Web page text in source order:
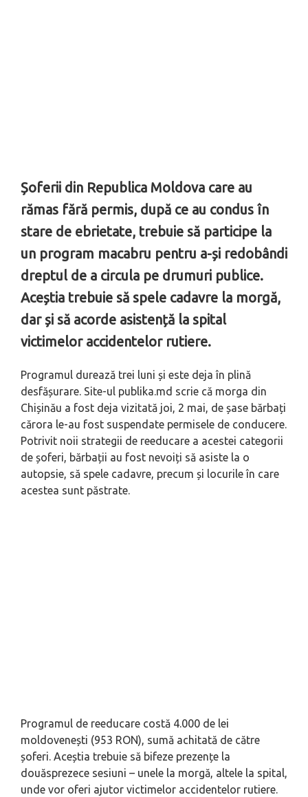
Șoferii din Republica Moldova care au
rămas fără permis, după ce au condus în
stare de ebrietate, trebuie să participe la
un program macabru pentru a-și redobândi
dreptul de a circula pe drumuri publice.
Aceștia trebuie să spele cadavre la morgă,
dar și să acorde asistență la spital
victimelor accidentelor rutiere.
Programul durează trei luni și este deja în plină
desfășurare. Site-ul publika.md scrie că morga din
Chișinău a fost deja vizitată joi, 2 mai, de șase bărbați
cărora le-au fost suspendate permisele de conducere.
Potrivit noii strategii de reeducare a acestei categorii
de șoferi, bărbații au fost nevoiți să asiste la o
autopsie, să spele cadavre, precum și locurile în care
acestea sunt păstrate.
Programul de reeducare costă 4.000 de lei
moldovenești (953 RON), sumă achitată de către
șoferi. Aceștia trebuie să bifeze prezențe la
douăsprezece sesiuni – unele la morgă, altele la spital,
unde vor oferi ajutor victimelor accidentelor rutiere.